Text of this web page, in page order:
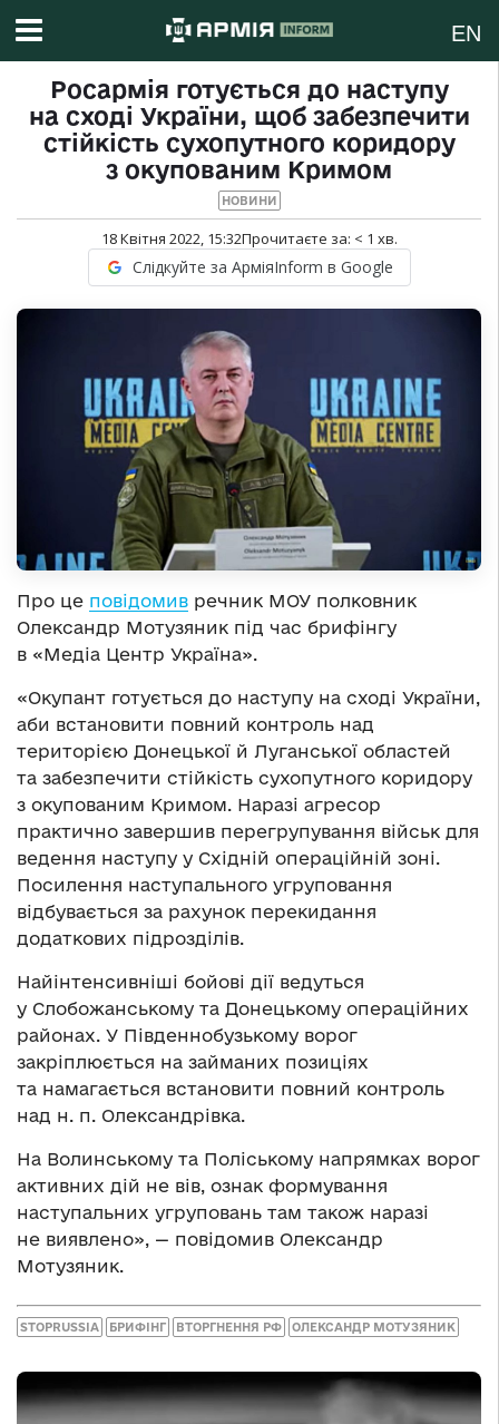
EN
Росармія готується до наступу
на сході України, щоб забезпечити
стійкість сухопутного коридору
з окупованим Кримом
НОВИНИ
18 Квітня 2022, 15:32Прочитаєте за: < 1 хв.
Слідкуйте за АрміяInform в Google
Про це повідомив речник МОУ полковник
Олександр Мотузяник під час брифінгу
в «Медіа Центр Україна».
«Окупант готується до наступу на сході України,
аби встановити повний контроль над
територією Донецької й Луганської областей
та забезпечити стійкість сухопутного коридору
з окупованим Кримом. Наразі агресор
практично завершив перегрупування військ для
ведення наступу у Східній операційній зоні.
Посилення наступального угруповання
відбувається за рахунок перекидання
додаткових підрозділів.
Найінтенсивніші бойові дії ведуться
у Слобожанському та Донецькому операційних
районах. У Південнобузькому ворог
закріплюється на займаних позиціях
та намагається встановити повний контроль
над н. п. Олександрівка.
На Волинському та Поліському напрямках ворог
активних дій не вів, ознак формування
наступальних угруповань там також наразі
не виявлено», — повідомив Олександр
Мотузяник.
STOPRUSSIA БРИФІНГ ВТОРГНЕННЯ РФ ОЛЕКСАНДР МОТУЗЯНИК